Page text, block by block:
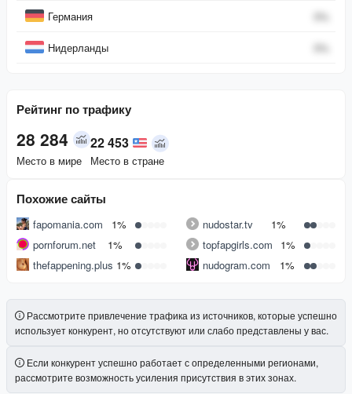
Германия 0%
Нидерланды 0%
Рейтинг по трафику
28 284
Место в мире
22 453
Место в стране
Похожие сайты
fapomania.com 1% nudostar.tv
1%
pornforum.net
1% topfapgirls.com
1%
thefappening.plus 1% nudogram.com 1%
Рассмотрите привлечение трафика из источников, которые успешно
использует конкурент, но отсутствуют или слабо представлены у вас.
Если конкурент успешно работает с определенными регионами,
рассмотрите возможность усиления присутствия в этих зонах.